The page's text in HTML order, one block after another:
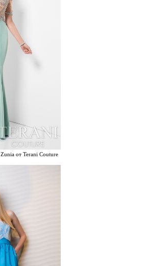
Zunia от Terani Couture